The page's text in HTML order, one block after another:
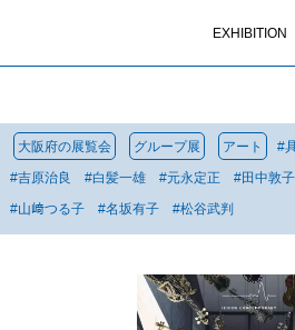
EXHIBITION
大阪府の展覧会 グループ展 アート #
#吉原治良 #白髪一雄 #元永定正 #田中敦子
#山﨑つる子 #名坂有子 #松谷武判